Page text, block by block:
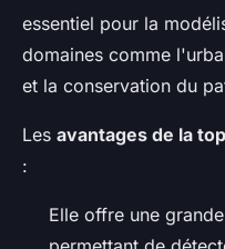
essentiel pour la
domaines comme
et la conservation du
Les avantages de la
:
Elle offre une